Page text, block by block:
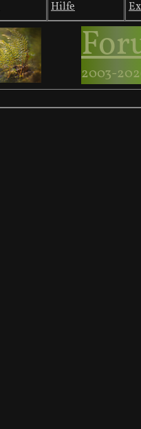
Hilfe
2003-